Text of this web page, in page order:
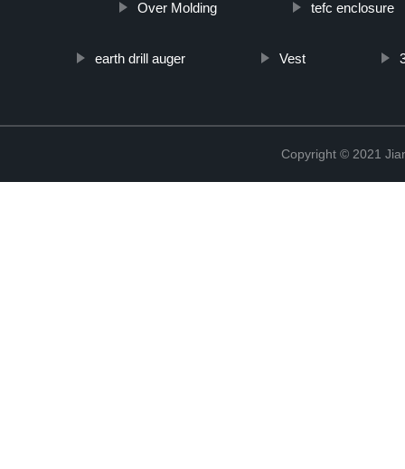
Over Molding tefc enclosure
earth drill auger Vest
Copyright © 2021